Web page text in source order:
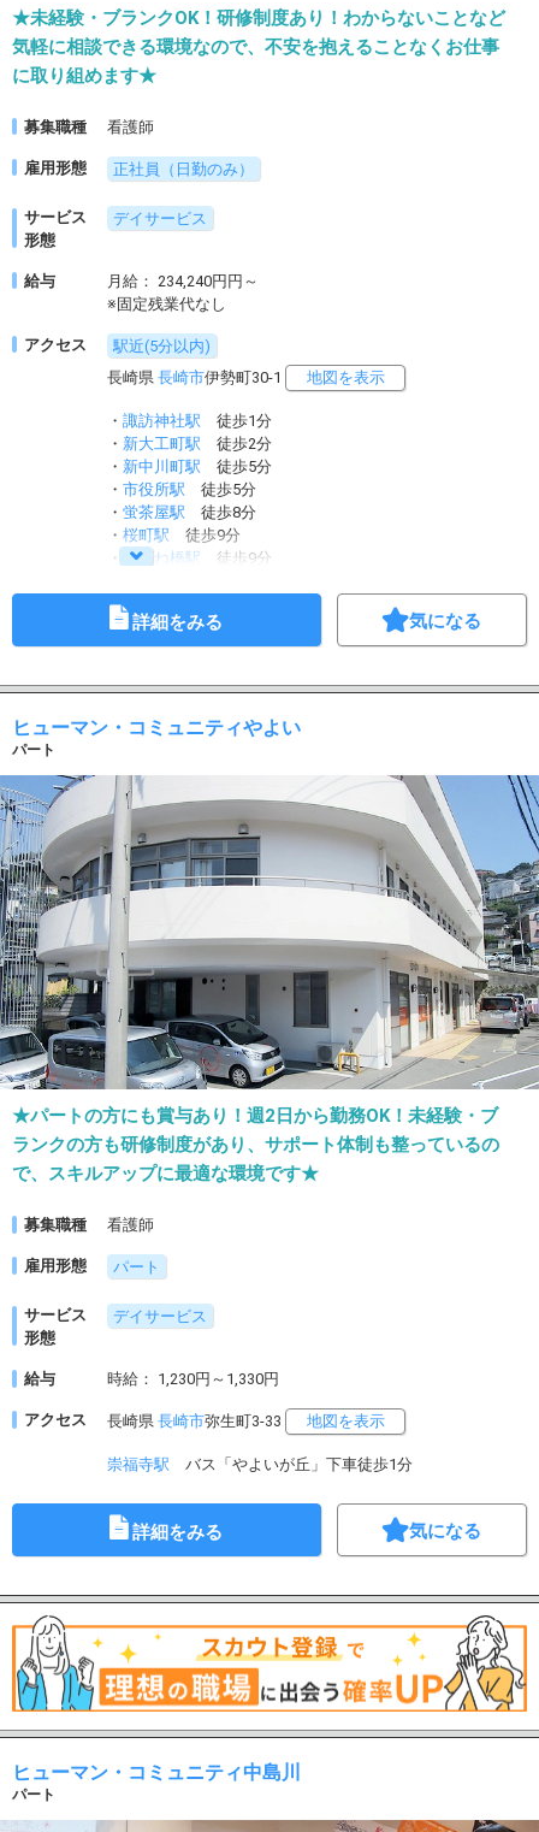
★未経験・ブランクOK！研修制度あり！わからないことなど
気軽に相談できる環境なので、不安を抱えることなくお仕事
に取り組めます★
募集職種 看護師
雇用形態 正社員（日勤のみ）
サービス
形態
デイサービス
給与
月給： 234,240円円～
※固定残業代なし
アクセス
駅近(5分以内)
長崎県 長崎市伊勢町30-1 地図を表示
・ 諏訪神社駅 徒歩1分
・ 新大工町駅 徒歩2分
・ 新中川町駅 徒歩5分
・ 市役所駅 徒歩5分
・ 蛍茶屋駅 徒歩8分
・ 桜町駅 徒歩9分
・
めがね橋駅 徒歩9分
詳細をみる 気になる
ヒューマン・コミュニティやよい
パート
★パートの方にも賞与あり！週2日から勤務OK！未経験・ブ
ランクの方も研修制度があり、サポート体制も整っているの
で、スキルアップに最適な環境です★
募集職種 看護師
雇用形態 パート
サービス
形態
デイサービス
給与 時給： 1,230円～1,330円
アクセス 長崎県 長崎市弥生町3-33 地図を表示
崇福寺駅 バス「やよいが丘」下車徒歩1分
詳細をみる 気になる
ヒューマン・コミュニティ中島川
パート